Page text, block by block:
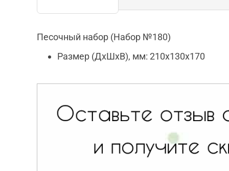
Песочный набор (Набор №180)
Размер (ДхШхВ), мм: 210x130x170